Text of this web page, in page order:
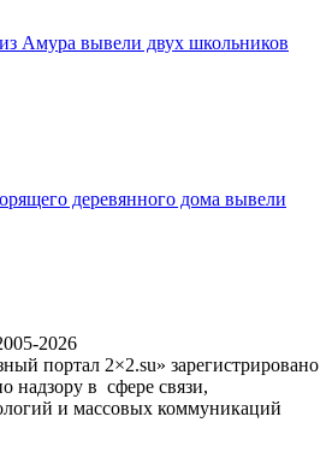
Амура вывели двух школьников
деревянного дома вывели
2026
портал 2×2.su» зарегистрировано
надзору в сфере связи,
и массовых коммуникаций